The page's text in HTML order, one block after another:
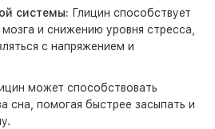
системы: Глицин способствует
и снижению уровня стресса,
с напряжением и
может способствовать
сна, помогая быстрее засыпать и